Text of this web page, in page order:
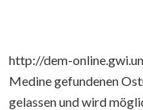
http://dem-
Medine gefundenen
gelassen und wird